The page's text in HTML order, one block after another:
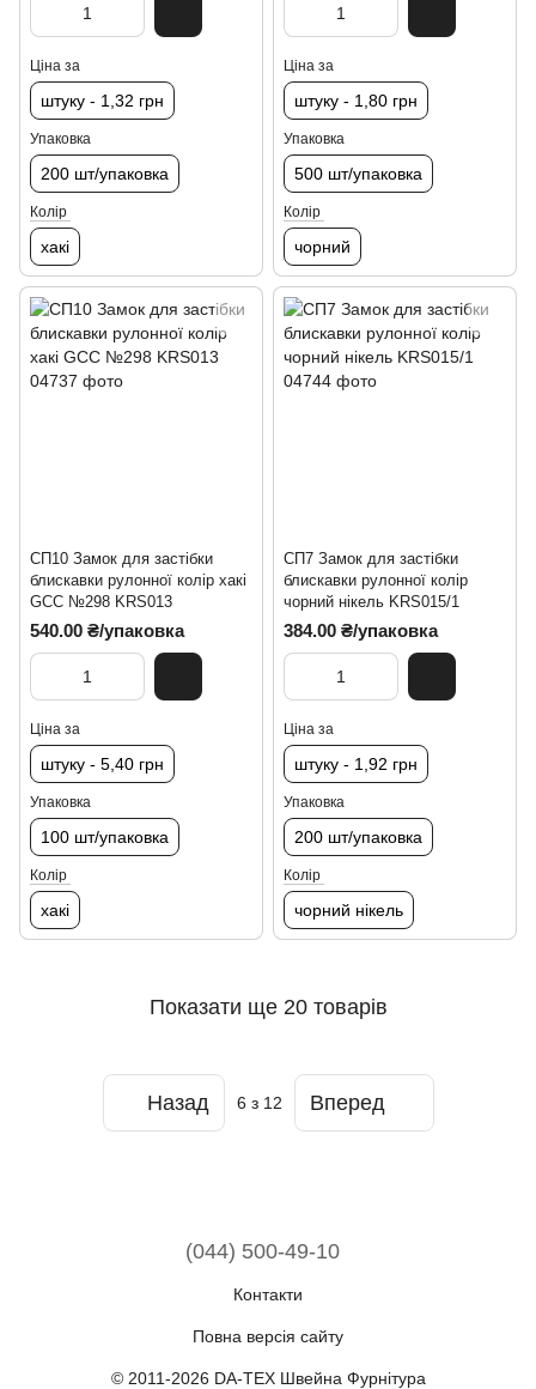
Ціна за
штуку - 1,32 грн
Упаковка
200 шт/упаковка
Колір
хакі
Ціна за
штуку - 1,80 грн
Упаковка
500 шт/упаковка
Колір
чорний
СП10 Замок для застібки
блискавки рулонної колір хакі
GCC №298 KRS013
540.00 ₴/упаковка
Ціна за
штуку - 5,40 грн
Упаковка
100 шт/упаковка
Колір
хакі
СП7 Замок для застібки
блискавки рулонної колір
чорний нікель KRS015/1
384.00 ₴/упаковка
Ціна за
штуку - 1,92 грн
Упаковка
200 шт/упаковка
Колір
чорний нікель
Показати ще 20 товарів
Назад 6 з 12 Вперед
(044) 500-49-10
Контакти
Повна версія сайту
© 2011-2026 DA-TEX Швейна Фурнітура